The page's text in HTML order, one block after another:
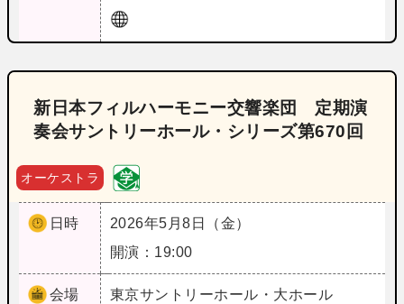
新日本フィルハーモニー交響楽団 定期演
奏会サントリーホール・シリーズ第670回
オーケストラ
日時
2026年5月8日（金）
開演：19:00
会場 東京サントリーホール・大ホール